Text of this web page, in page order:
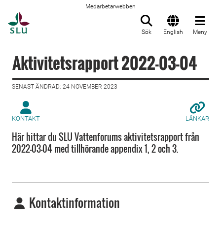
Medarbetarwebben
Sök English Meny
Aktivitetsrapport 2022-03-04
SENAST ÄNDRAD: 24 NOVEMBER 2023
KONTAKT LÄNKAR
Här hittar du SLU Vattenforums aktivitetsrapport från
2022-03-04 med tillhörande appendix 1, 2 och 3.
Kontaktinformation